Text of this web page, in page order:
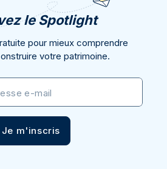
le Spotlight
pour mieux comprendre
votre patrimoine.
e-mail
Je m'inscris